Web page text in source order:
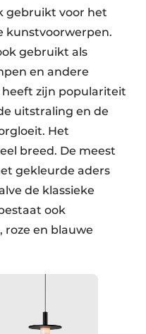
gebruikt voor het
kunstvoorwerpen.
gebruikt als
en andere
zijn populariteit
uitstraling en de
Het
breed. De meest
gekleurde aders
de klassieke
ook
roze en blauwe